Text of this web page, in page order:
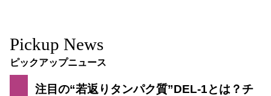
Pickup News
ピックアップニュース
注目の“若返りタンパク質”DEL-1とは？チ